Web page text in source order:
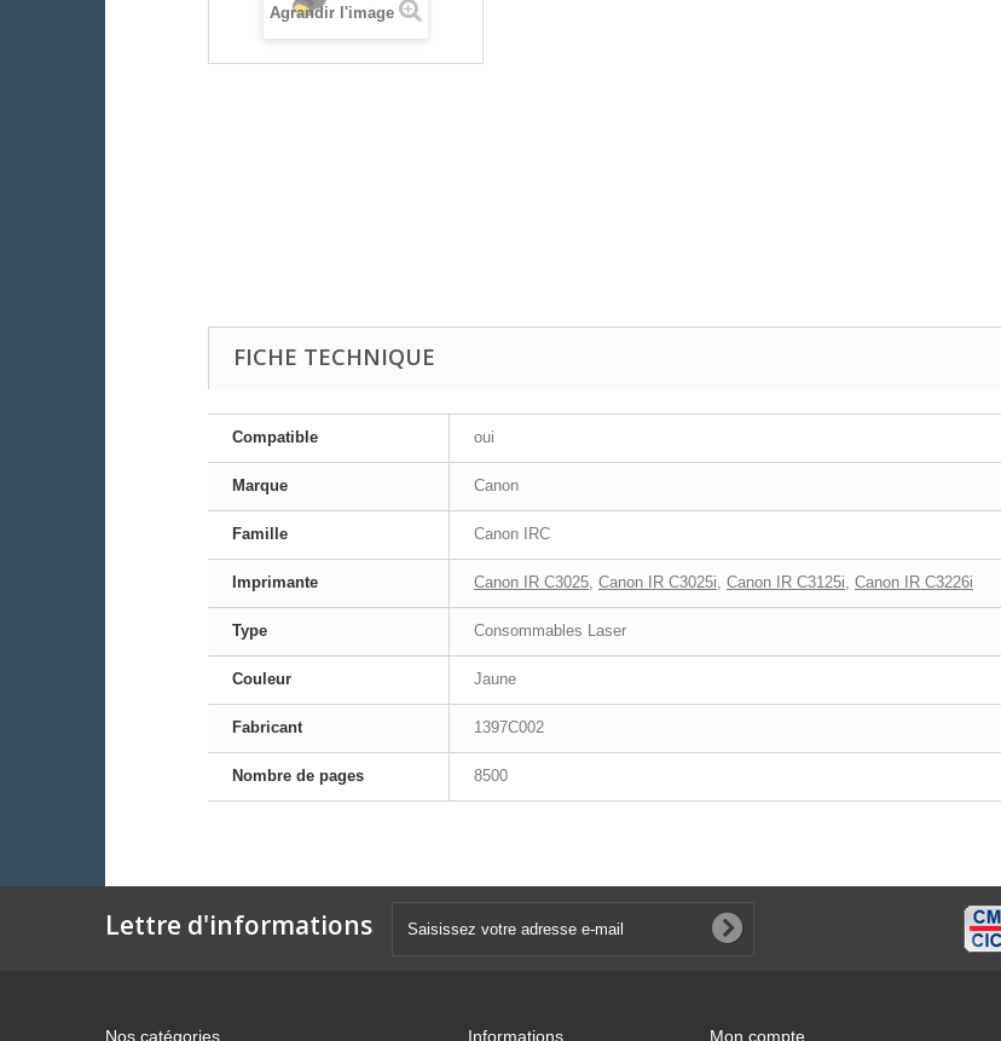
Agrandir l'image
FICHE TECHNIQUE
Compatible oui
Marque Canon
Famille Canon IRC
Imprimante Canon IR C3025, Canon IR C3025i, Canon IR C3125i, Canon IR C3226i
Type Consommables Laser
Couleur Jaune
Fabricant 1397C002
Nombre de pages 8500
Lettre d'informations
Nos catégories Informations Mon compte